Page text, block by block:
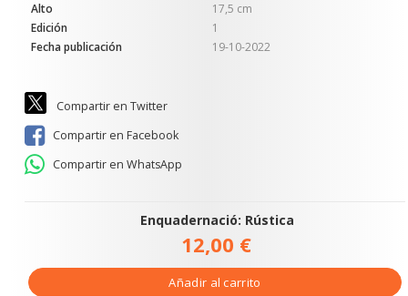
Alto
17,5 cm
Edición
1
Fecha publicación
19-10-2022
Compartir en Twitter
Compartir en Facebook
Compartir en WhatsApp
Enquadernació: Rústica
12,00 €
Añadir al carrito